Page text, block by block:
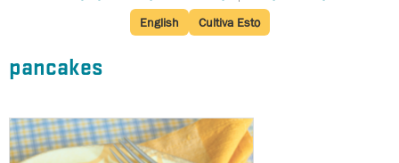
English
Cultiva Esto
pancakes